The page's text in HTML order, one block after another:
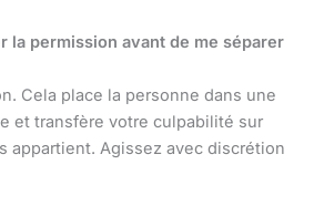
la permission avant de me séparer
Cela place la personne dans une
et transfère votre culpabilité sur
appartient. Agissez avec discrétion